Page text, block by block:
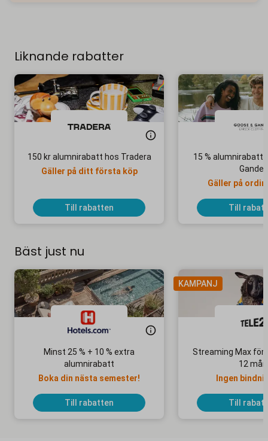
Liknande rabatter
150 kr alumnirabatt hos Tradera
Gäller på ditt första köp
Till rabatten
15 % alumnirabatt
Gander
Gäller på
Till
Bäst just nu
Minst 25 % + 10 % extra
alumnirabatt
Boka din nästa semester!
Till rabatten
KAMPANJ
Streaming Max för
12 mån
Ingen
Till